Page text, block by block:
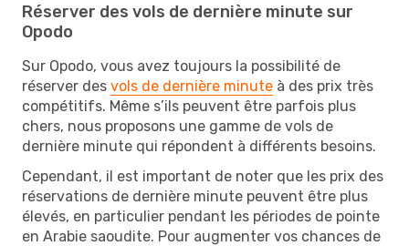
Réserver des vols de dernière minute sur
Opodo
Sur Opodo, vous avez toujours la possibilité de
réserver des vols de dernière minute à des prix très
compétitifs. Même s’ils peuvent être parfois plus
chers, nous proposons une gamme de vols de
dernière minute qui répondent à différents besoins.
Cependant, il est important de noter que les prix des
réservations de dernière minute peuvent être plus
élevés, en particulier pendant les périodes de pointe
en Arabie saoudite. Pour augmenter vos chances de